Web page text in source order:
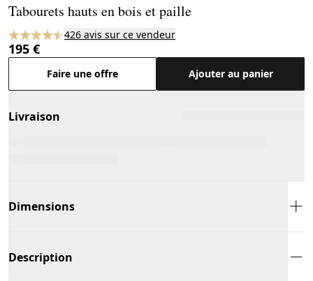
Tabourets hauts en bois et paille
426 avis sur ce vendeur
195 €
Faire une offre Ajouter au panier
Livraison
Dimensions
Description